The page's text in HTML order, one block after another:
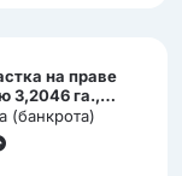
на праве
3,2046 га.,
округе
участки
(банкрота)